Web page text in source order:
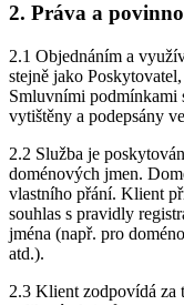
2. Práva a
2.1 Objednáním a
stejně jako
Smluvními
vytištěny a podepsány
2.2 Služba je
doménových jmen.
vlastního přání. Klient
souhlas s pravidly
jména (např. pro
atd.).
2.3 Klient zodpovídá za